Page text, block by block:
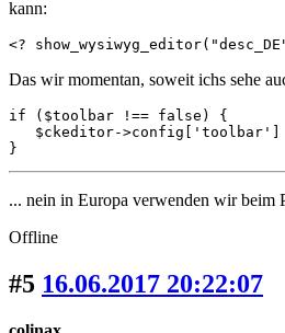
kann:
<?
Das wir momentan, soweit ichs sehe
if ($toolbar !== false) {
$ckeditor->config['toolbar']
}
... nein in Europa verwenden wir beim
Offline
#5 16.06.2017 20:22:07